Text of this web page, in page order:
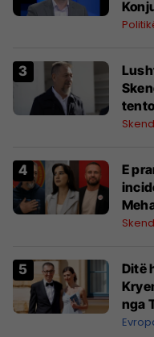
E
Ditë
nga